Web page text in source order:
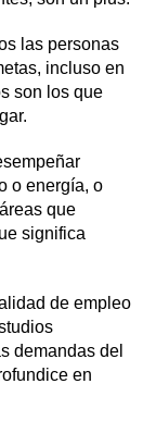
las personas
incluso en
son los que
o energía, o
que
significa
de empleo
demandas del
en